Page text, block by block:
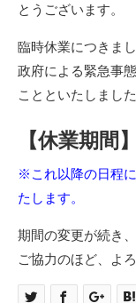
とうございます。
臨時休業につきまし
政府による緊急事
ことといたしました
【休業期間】
※これ以降の日程
たします。
期間の変更が続き
ご協力のほど、よ